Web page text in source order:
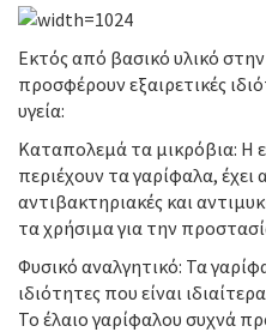
Εκτός από βασικό υλικό
προσφέρουν εξαιρετικές
υγεία:
Καταπολεμά τα μικρόβια: Η
περιέχουν τα γαρίφαλα, έχει
αντιβακτηριακές και
τα χρήσιμα για την
Φυσικό αναλγητικό: Τα
ιδιότητες που είναι
Το έλαιο γαρίφαλου συχνά